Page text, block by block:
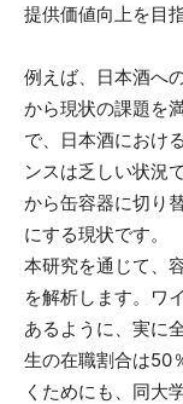
提供価値向上を目
例えば、日本酒へ
から現状の課題を
で、日本酒におけ
ンスは乏しい状況
から缶容器に切り
にする現状です。
本研究を通じて、
を解析します。ワ
あるように、実に
生の在職割合は50
くためにも、同大